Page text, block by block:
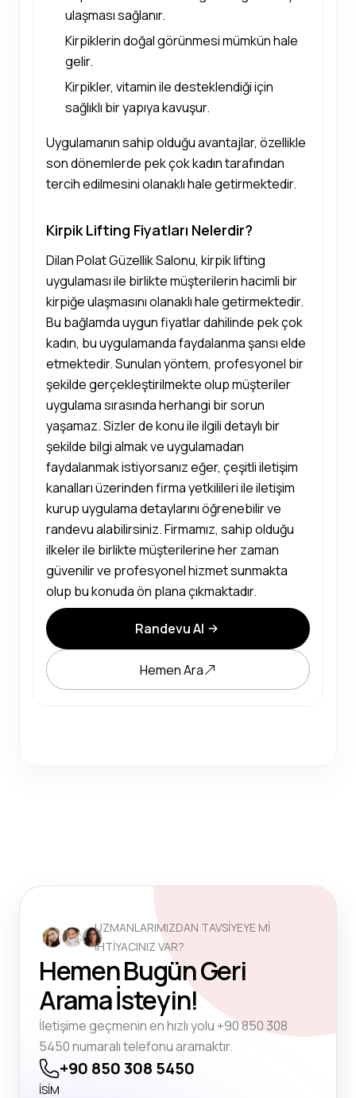
ulaşması sağlanır.
Kirpiklerin doğal görünmesi mümkün hale
gelir.
Kirpikler, vitamin ile desteklendiği için
sağlıklı bir yapıya kavuşur.
Uygulamanın sahip olduğu avantajlar, özellikle
son dönemlerde pek çok kadın tarafından
tercih edilmesini olanaklı hale getirmektedir.
Kirpik Lifting Fiyatları Nelerdir?
Dilan Polat Güzellik Salonu, kirpik lifting
uygulaması ile birlikte müşterilerin hacimli bir
kirpiğe ulaşmasını olanaklı hale getirmektedir.
Bu bağlamda uygun fiyatlar dahilinde pek çok
kadın, bu uygulamanda faydalanma şansı elde
etmektedir. Sunulan yöntem, profesyonel bir
şekilde gerçekleştirilmekte olup müşteriler
uygulama sırasında herhangi bir sorun
yaşamaz. Sizler de konu ile ilgili detaylı bir
şekilde bilgi almak ve uygulamadan
faydalanmak istiyorsanız eğer, çeşitli iletişim
kanalları üzerinden firma yetkilileri ile iletişim
kurup uygulama detaylarını öğrenebilir ve
randevu alabilirsiniz. Firmamız, sahip olduğu
ilkeler ile birlikte müşterilerine her zaman
güvenilir ve profesyonel hizmet sunmakta
olup bu konuda ön plana çıkmaktadır.
Randevu Al
Hemen Ara
UZMANLARIMIZDAN TAVSİYEYE Mİ
İHTİYACINIZ VAR?
Hemen Bugün Geri
Arama İsteyin!
İletişime geçmenin en hızlı yolu +90 850 308
5450 numaralı telefonu aramaktır.
+90 850 308 5450
İSİM